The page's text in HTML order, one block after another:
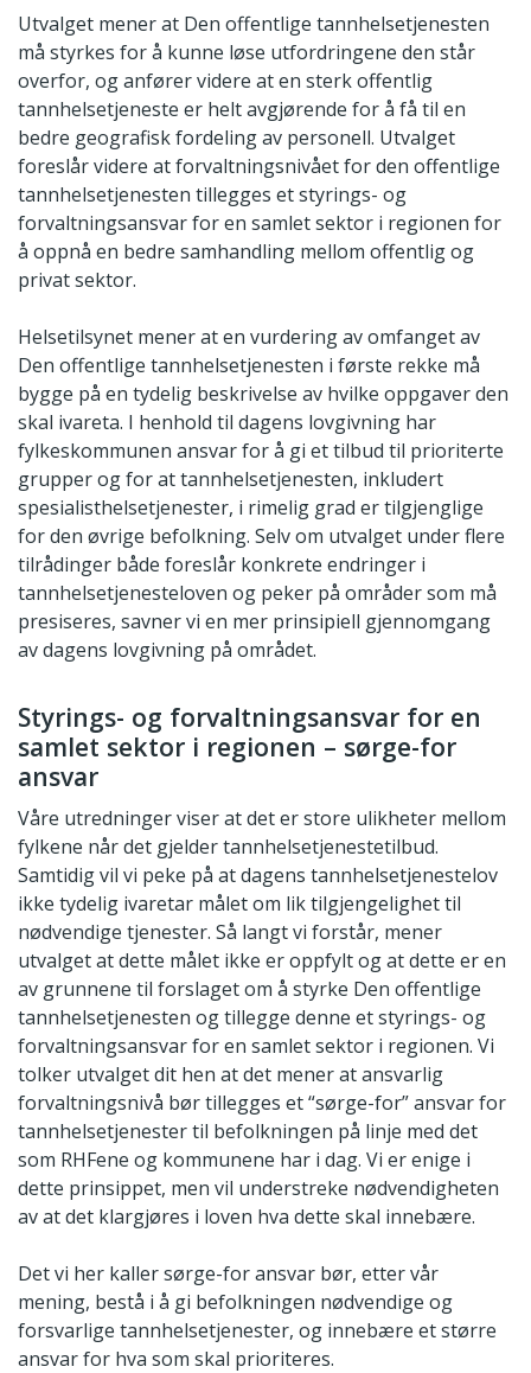
Utvalget mener at Den offentlige tannhelsetjenesten
må styrkes for å kunne løse utfordringene den står
overfor, og anfører videre at en sterk offentlig
tannhelsetjeneste er helt avgjørende for å få til en
bedre geografisk fordeling av personell. Utvalget
foreslår videre at forvaltningsnivået for den offentlige
tannhelsetjenesten tillegges et styrings- og
forvaltningsansvar for en samlet sektor i regionen for
å oppnå en bedre samhandling mellom offentlig og
privat sektor.
Helsetilsynet mener at en vurdering av omfanget av
Den offentlige tannhelsetjenesten i første rekke må
bygge på en tydelig beskrivelse av hvilke oppgaver den
skal ivareta. I henhold til dagens lovgivning har
fylkeskommunen ansvar for å gi et tilbud til prioriterte
grupper og for at tannhelsetjenesten, inkludert
spesialisthelsetjenester, i rimelig grad er tilgjenglige
for den øvrige befolkning. Selv om utvalget under flere
tilrådinger både foreslår konkrete endringer i
tannhelsetjenesteloven og peker på områder som må
presiseres, savner vi en mer prinsipiell gjennomgang
av dagens lovgivning på området.
Styrings- og forvaltningsansvar for en
samlet sektor i regionen – sørge-for
ansvar
Våre utredninger viser at det er store ulikheter mellom
fylkene når det gjelder tannhelsetjenestetilbud.
Samtidig vil vi peke på at dagens tannhelsetjenestelov
ikke tydelig ivaretar målet om lik tilgjengelighet til
nødvendige tjenester. Så langt vi forstår, mener
utvalget at dette målet ikke er oppfylt og at dette er en
av grunnene til forslaget om å styrke Den offentlige
tannhelsetjenesten og tillegge denne et styrings- og
forvaltningsansvar for en samlet sektor i regionen. Vi
tolker utvalget dit hen at det mener at ansvarlig
forvaltningsnivå bør tillegges et “sørge-for” ansvar for
tannhelsetjenester til befolkningen på linje med det
som RHFene og kommunene har i dag. Vi er enige i
dette prinsippet, men vil understreke nødvendigheten
av at det klargjøres i loven hva dette skal innebære.
Det vi her kaller sørge-for ansvar bør, etter vår
mening, bestå i å gi befolkningen nødvendige og
forsvarlige tannhelsetjenester, og innebære et større
ansvar for hva som skal prioriteres.